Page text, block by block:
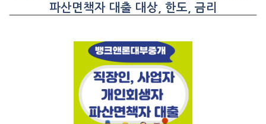
파산면책자 대출 대상, 한도, 금리